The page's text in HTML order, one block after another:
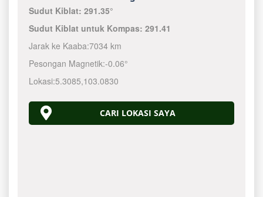
Sudut Kiblat:291.35°
Sudut Kiblat untuk Kompas:291.41
Jarak ke Kaaba:7034 km
Pesongan Magnetik:-0.06°
Lokasi:5.3085,103.0830
CARI LOKASI SAYA